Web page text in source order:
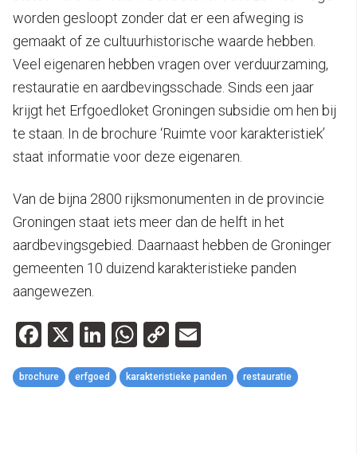
worden gesloopt zonder dat er een afweging is
gemaakt of ze cultuurhistorische waarde hebben.
Veel eigenaren hebben vragen over verduurzaming,
restauratie en aardbevingsschade. Sinds een jaar
krijgt het Erfgoedloket Groningen subsidie om hen bij
te staan. In de brochure ‘Ruimte voor karakteristiek’
staat informatie voor deze eigenaren.
Van de bijna 2800 rijksmonumenten in de provincie
Groningen staat iets meer dan de helft in het
aardbevingsgebied. Daarnaast hebben de Groninger
gemeenten 10 duizend karakteristieke panden
aangewezen.
Facebook
X LinkedIn
WhatsApp
Copy
Link
brochure erfgoed karakteristieke panden restauratie